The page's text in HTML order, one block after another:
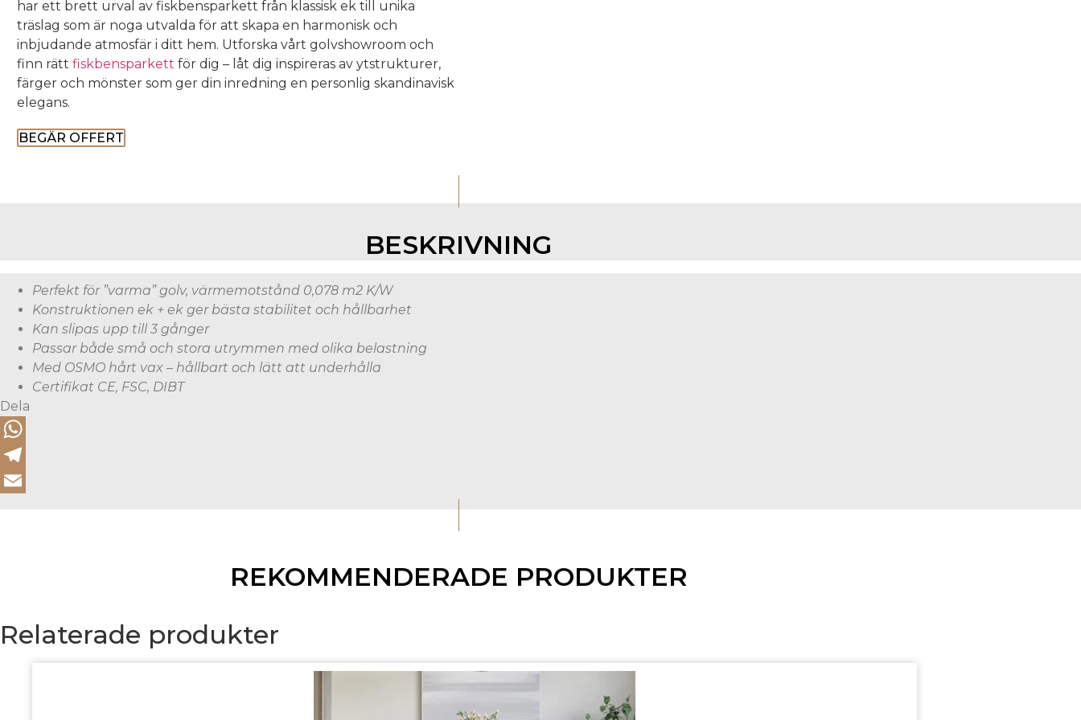
har ett brett urval av fiskbensparkett från klassisk ek till unika
träslag som är noga utvalda för att skapa en harmonisk och
inbjudande atmosfär i ditt hem. Utforska vårt golvshowroom och
finn rätt fiskbensparkett för dig – låt dig inspireras av ytstrukturer,
färger och mönster som ger din inredning en personlig skandinavisk
elegans.
BEGÄR OFFERT
I
BESKRIVNING
Perfekt för ”varma” golv, värmemotstånd 0,078 m2 K/W
Konstruktionen ek + ek ger bästa stabilitet och hållbarhet
Kan slipas upp till 3 gånger
Passar både små och stora utrymmen med olika belastning
Med OSMO hårt vax – hållbart och lätt att underhålla
Certifikat CE, FSC, DIBT
Dela
WhatsApp
Telegram
I
REKOMMENDERADE PRODUKTER
Relaterade produkter